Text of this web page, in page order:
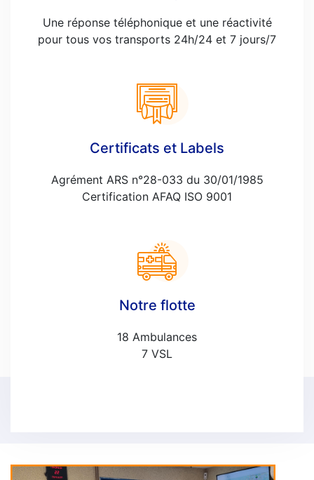
Une réponse téléphonique et une réactivité
pour tous vos transports 24h/24 et 7 jours/7
Certificats et Labels
Agrément ARS n°28-033 du 30/01/1985
Certification AFAQ ISO 9001
Notre flotte
18 Ambulances
7 VSL